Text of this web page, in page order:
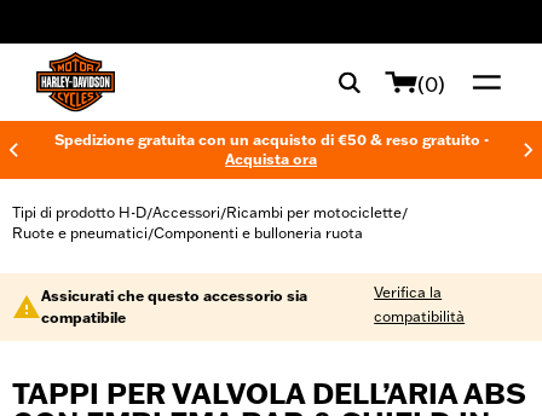
(0)
Spedizione gratuita con un acquisto di €50 & reso gratuito -
Acquista ora
Tipi di prodotto H-D/Accessori/Ricambi per motociclette/
Ruote e pneumatici/Componenti e bulloneria ruota
Assicurati che questo accessorio sia
compatibile
Verifica la
compatibilità
TAPPI PER VALVOLA DELL’ARIA ABS